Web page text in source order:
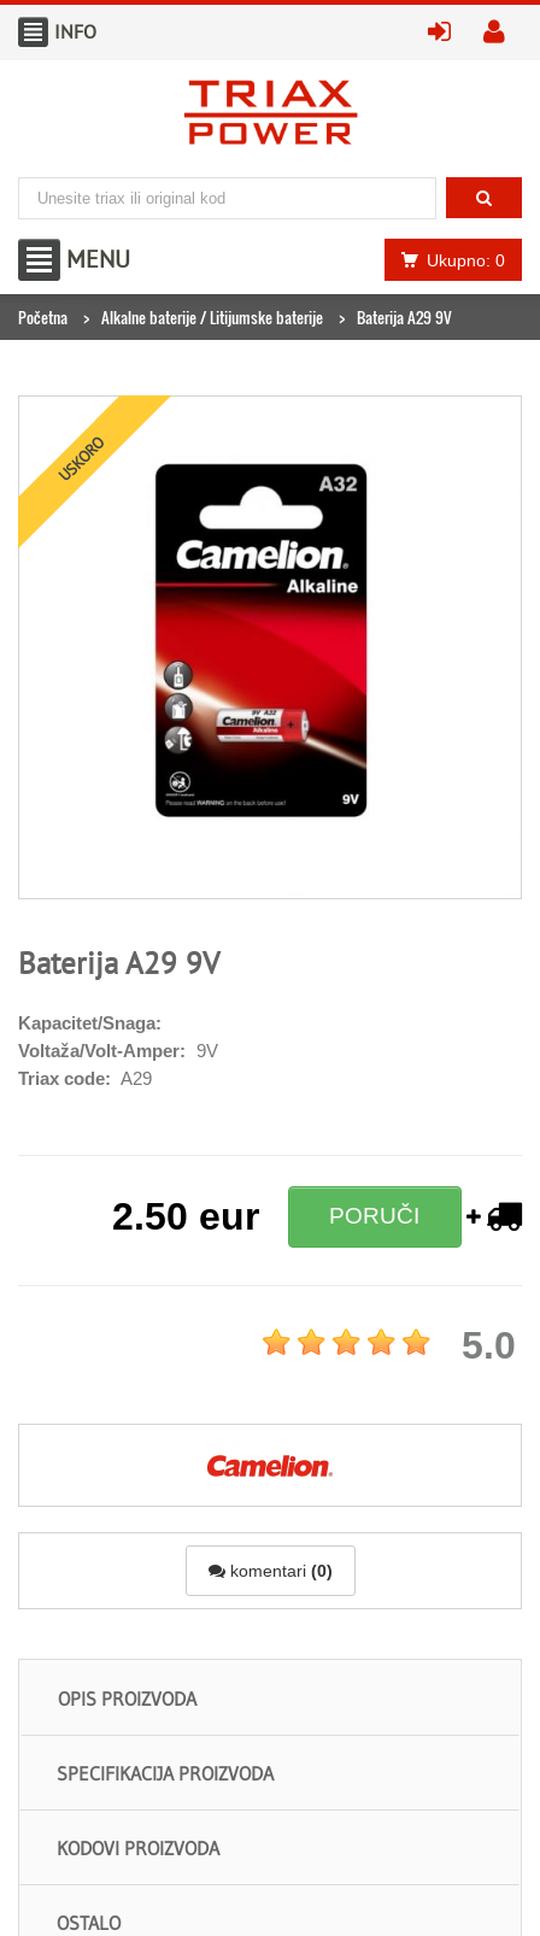
INFO prijavite
Ukupno: 0
MENU
Početna Alkalne baterije / Litijumske baterije Baterija A29 9V
USKORO
Baterija A29 9V
Kapacitet/Snaga:
Voltaža/Volt-Amper: 9V
Triax code: A29
2.50 eur PORUČI
5.0
komentari (0)
OPIS PROIZVODA
SPECIFIKACIJA PROIZVODA
KODOVI PROIZVODA
OSTALO